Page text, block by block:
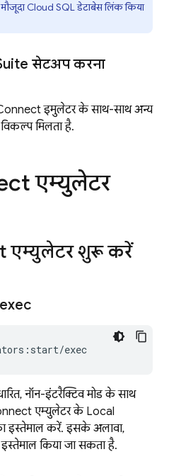
Cloud SQLडेटाबेस लिंक किया
सेटअप करना
इमुलेटर के साथ-साथ अन्य
मिलता है.
एम्युलेटर
एम्युलेटर शुरू करें
exec
exec
नॉन-इंटरैक्टिव मोड के साथ
एम्युलेटर के Local
इस्तेमाल करें. इसके अलावा,
किया जा सकता है.